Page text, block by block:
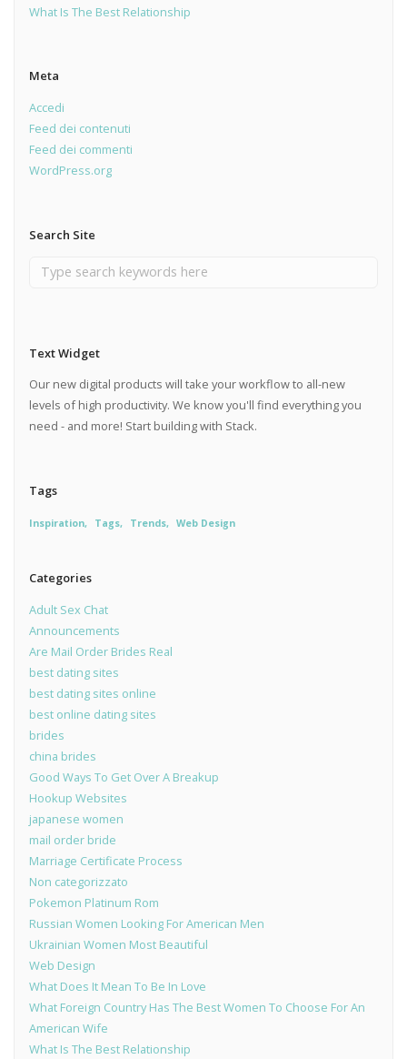
What Is The Best Relationship
Meta
Accedi
Feed dei contenuti
Feed dei commenti
WordPress.org
Search Site
Text Widget
Our new digital products will take your workflow to all-new
levels of high productivity. We know you'll find everything you
need - and more! Start building with Stack.
Tags
Inspiration Tags Trends Web Design
Categories
Adult Sex Chat
Announcements
Are Mail Order Brides Real
best dating sites
best dating sites online
best online dating sites
brides
china brides
Good Ways To Get Over A Breakup
Hookup Websites
japanese women
mail order bride
Marriage Certificate Process
Non categorizzato
Pokemon Platinum Rom
Russian Women Looking For American Men
Ukrainian Women Most Beautiful
Web Design
What Does It Mean To Be In Love
What Foreign Country Has The Best Women To Choose For An
American Wife
What Is The Best Relationship